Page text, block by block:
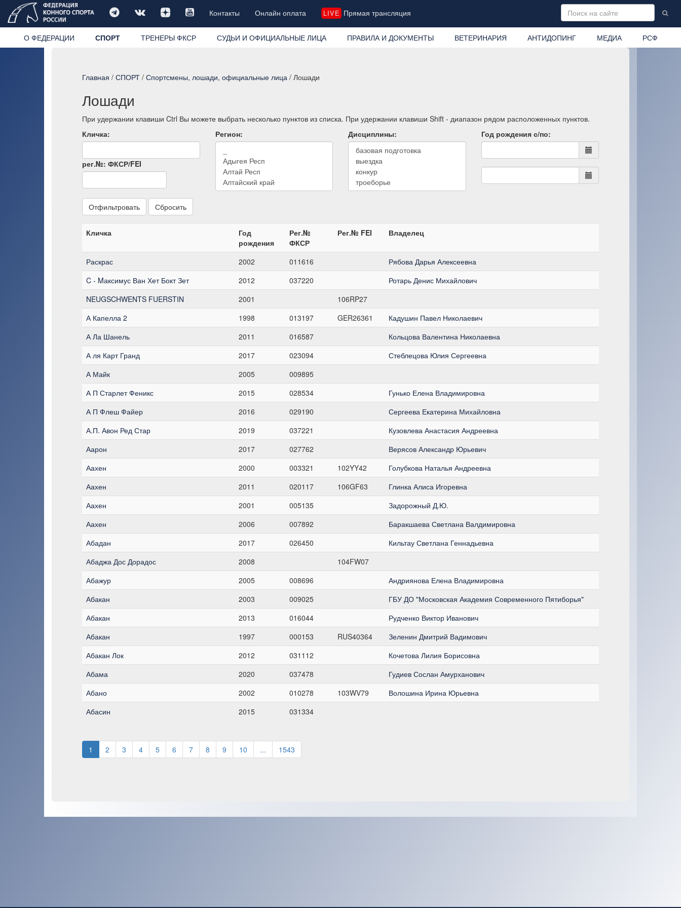
Контакты Онлайн оплата LIVE Прямая трансляция
О ФЕДЕРАЦИИ СПОРТ ТРЕНЕРЫ ФКСР СУДЬИ И ОФИЦИАЛЬНЫЕ ЛИЦА ПРАВИЛА И ДОКУМЕНТЫ ВЕТЕРИНАРИЯ АНТИДОПИНГ МЕДИА РСФ
Главная / СПОРТ / Спортсмены, лошади, официальные лица / Лошади
Лошади
При удержании клавиши Ctrl Вы можете выбрать несколько пунктов из списка. При удержании клавиши Shift - диапазон рядом расположенных пунктов.
Кличка:
рег.№: ФКСР/FEI
Регион: Дисциплины: Год рождения с/по:
Отфильтровать Сбросить
Кличка
Год
рождения
Рег.№
ФКСР
Рег.№ FEI Владелец
Раскрас 2002 011616
Рябова Дарья Алексеевна
C - Mаксимус Ван Хет Бокт Зет
2012 037220
Ротарь Денис Михайлович
NEUGSCHWENTS FUERSTIN
2001
106RP27
А Капелла 2
1998 013197 GER26361
Кадушин Павел Николаевич
А Ла Шанель
2011 016587
Кольцова Валентина Николаевна
А ля Карт Гранд
2017 023094
Стеблецова Юлия Сергеевна
А Майк
2005
009895
А П Старлет Феникс
2015 028534
Гунько Елена Владимировна
А П Флеш Файер
2016 029190
Сергеева Екатерина Михайловна
А.П. Авон Ред Стар
2019 037221
Кузовлева Анастасия Андреевна
Аарон
2017 027762
Верясов Александр Юрьевич
Аахен
2000 003321 102YY42
Голубкова Наталья Андреевна
Аахен
2011 020117 106GF63
Глинка Алиса Игоревна
Аахен
2001 005135
Задорожный Д.Ю.
Аахен
2006 007892
Баракшаева Светлана Валдимировна
Абадан
2017 026450
Кильтау Светлана Геннадьевна
Абаджа Дос Дорадос
2008
104FW07
Абажур
2005 008696
Андриянова Елена Владимировна
Абакан
2003 009025
ГБУ ДО "Московская Академия Современного Пятиборья"
Абакан
2013 016044
Рудченко Виктор Иванович
Абакан
1997 000153 RUS40364
Зеленин Дмитрий Вадимович
Абакан Лок
2012 031112
Кочетова Лилия Борисовна
Абама
2020 037478
Гудиев Сослан Амурханович
Абано
2002 010278 103WV79
Волошина Ирина Юрьевна
Абасин
2015 031334
1 2 3 4 5 6 7 8 9 10 ... 1543